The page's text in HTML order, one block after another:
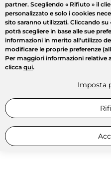
partner. Scegliendo « Rifiuto » il
personalizzato e solo i cookies
sito saranno utilizzati. Cliccando su
potrà scegliere in base alle sue
informazioni in merito all'utilizzo
modificare le proprie preferenze
Per maggiori informazioni relative
clicca qui.
Imposta